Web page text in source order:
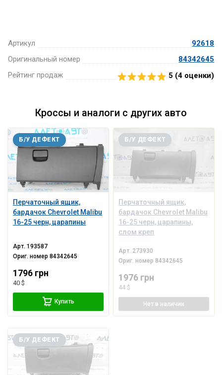
Артикул
92618
Оригинальный номер
84342645
Рейтинг продаж
5 (4 оценки)
Кроссы и аналоги с других авто
Перчаточный ящик,
бардачок Chevrolet Malibu
16-25 черн, царапины
Б/У ДЕФЕКТ
Арт.193587
Ориг. номер84342645
1796 грн
40 $
Купить
Перчаточный ящик,
бардачок Chevrolet Malibu
16-25 черн, царапины,
слом креп
Б/У ДЕФЕКТ
Арт. 273930
Ориг. номер 84342645
1976 грн
44 $
Нет в наличии
Б/У ДЕФЕКТ